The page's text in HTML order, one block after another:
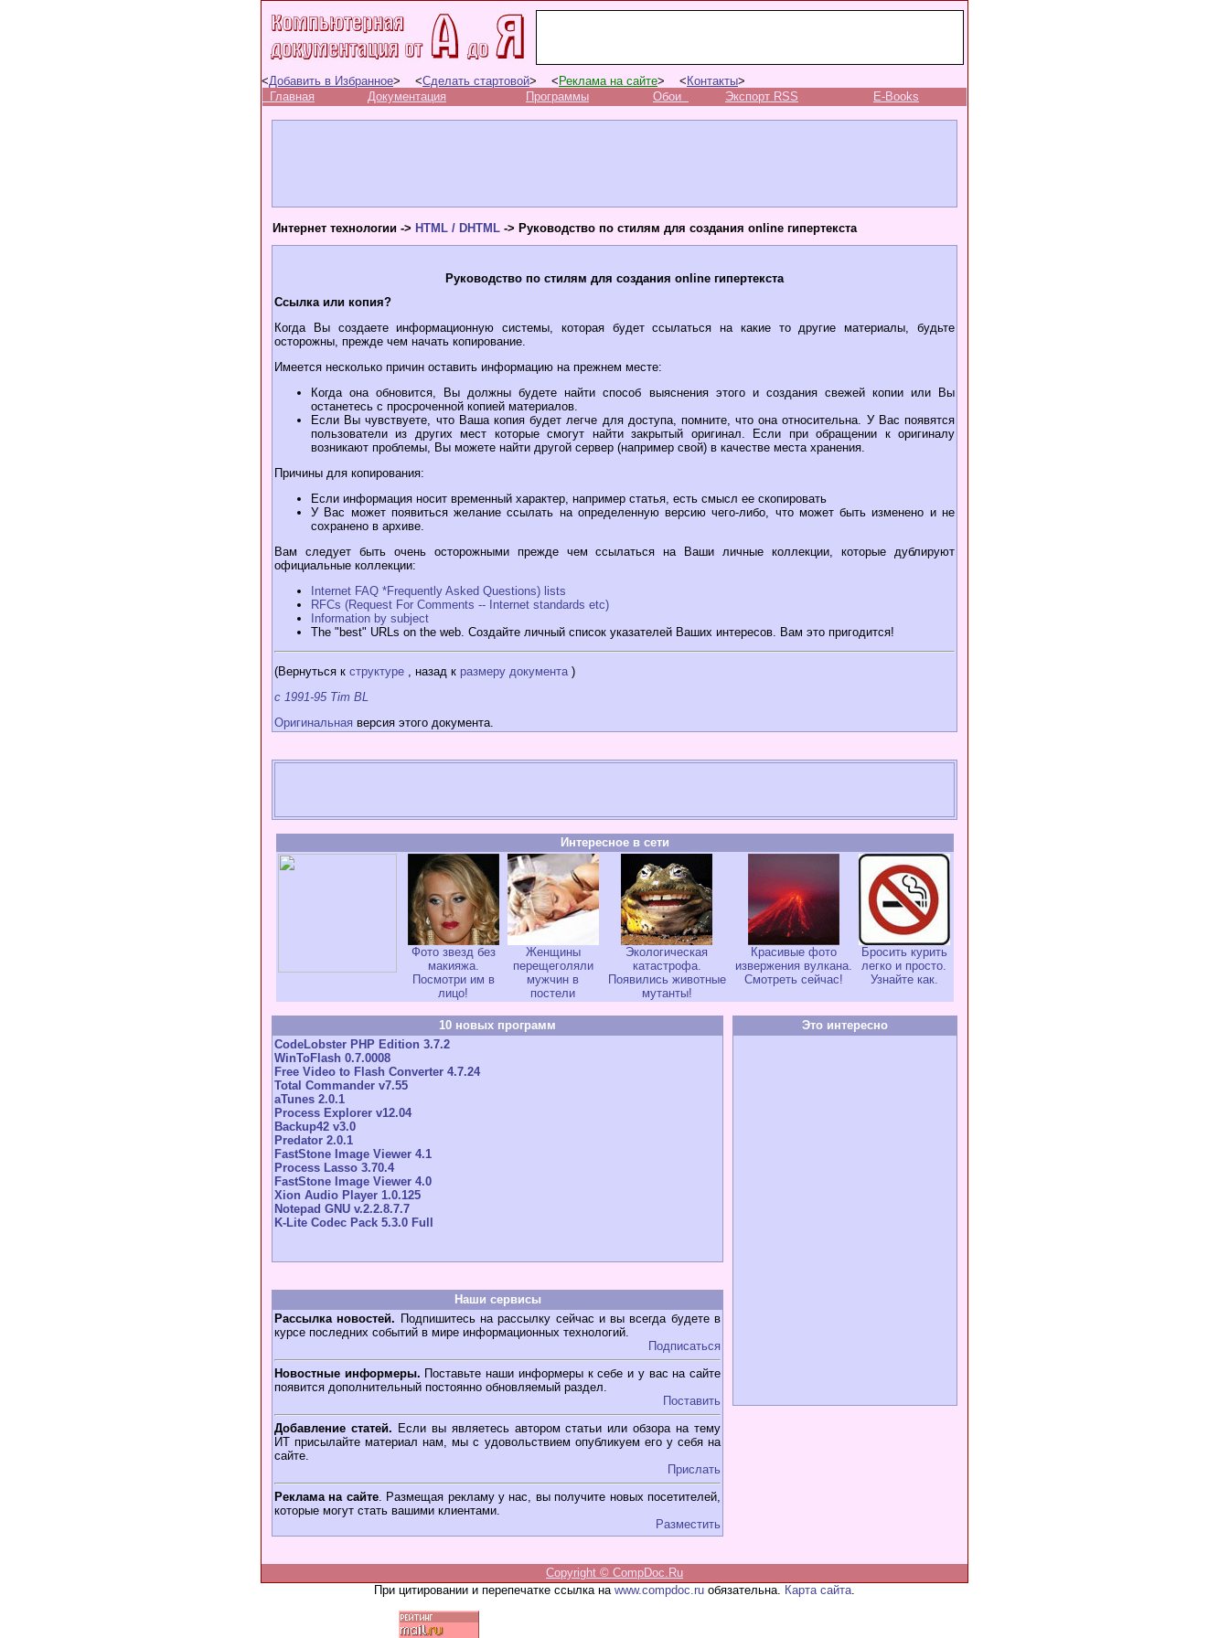
<Добавить в Избранное> <Сделать стартовой> < Реклама на сайте> < Контакты>
Главная
Документация Программы Обои Экспорт RSS E-Books
Интернет технологии -> HTML / DHTML -> Руководство по стилям для создания online гипертекста
Руководство по стилям для создания online гипертекста
Ссылка или копия?
Когда Вы создаете информационную системы, которая будет ссылаться на какие то другие материалы, будьте
осторожны, прежде чем начать копирование.
Имеется несколько причин оставить информацию на прежнем месте:
Когда она обновится, Вы должны будете найти способ выяснения этого и создания свежей копии или Вы
останетесь с просроченной копией материалов.
Если Вы чувствуете, что Ваша копия будет легче для доступа, помните, что она относительна. У Вас появятся
пользователи из других мест которые смогут найти закрытый оригинал. Если при обращении к оригиналу
возникают проблемы, Вы можете найти другой сервер (например свой) в качестве места хранения.
Причины для копирования:
Если информация носит временный характер, например статья, есть смысл ее скопировать
У Вас может появиться желание ссылать на определенную версию чего-либо, что может быть изменено и не
сохранено в архиве.
Вам следует быть очень осторожными прежде чем ссылаться на Ваши личные коллекции, которые дублируют
официальные коллекции:
Internet FAQ *Frequently Asked Questions) lists
RFCs (Request For Comments -- Internet standards etc)
Information by subject
The "best" URLs on the web. Создайте личный список указателей Ваших интересов. Вам это пригодится!
(Вернуться к структуре , назад к размеру документа )
c 1991-95 Tim BL
Оригинальная версия этого документа.
Интересное в сети
Фото звезд без
макияжа.
Посмотри им в
лицо!
Женщины
перещеголяли
мужчин в
постели
Экологическая
катастрофа.
Появились животные
мутанты!
Красивые фото
извержения вулкана.
Смотреть сейчас!
Бросить курить
легко и просто.
Узнайте как.
10 новых программ
CodeLobster PHP Edition 3.7.2
WinToFlash 0.7.0008
Free Video to Flash Converter 4.7.24
Total Commander v7.55
aTunes 2.0.1
Process Explorer v12.04
Backup42 v3.0
Predator 2.0.1
FastStone Image Viewer 4.1
Process Lasso 3.70.4
FastStone Image Viewer 4.0
Xion Audio Player 1.0.125
Notepad GNU v.2.2.8.7.7
K-Lite Codec Pack 5.3.0 Full
Наши сервисы
Рассылка новостей. Подпишитесь на рассылку сейчас и вы всегда будете в
курсе последних событий в мире информационных технологий.
Подписаться
Новостные информеры. Поставьте наши информеры к себе и у вас на сайте
появится дополнительный постоянно обновляемый раздел.
Поставить
Добавление статей. Если вы являетесь автором статьи или обзора на тему
ИТ присылайте материал нам, мы с удовольствием опубликуем его у себя на
сайте.
Прислать
Реклама на сайте. Размещая рекламу у нас, вы получите новых посетителей,
которые могут стать вашими клиентами.
Разместить
Это интересно
Copyright © CompDoc.Ru
При цитировании и перепечатке ссылка на www.compdoc.ru обязательна. Карта сайта.